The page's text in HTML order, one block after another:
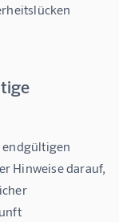
endgültigen
Hinweise darauf,